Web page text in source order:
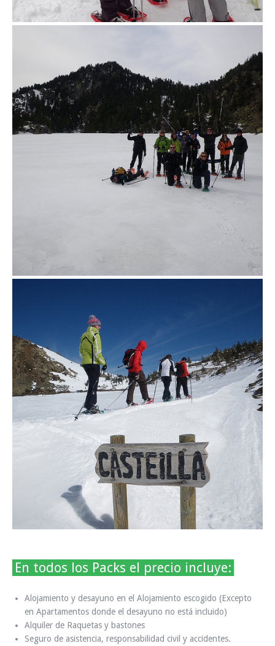
En todos los Packs el precio incluye:
Alojamiento y desayuno en el Alojamiento escogido (Excepto
en Apartamentos donde el desayuno no está incluido)
Alquiler de Raquetas y bastones
Seguro de asistencia, responsabilidad civil y accidentes.